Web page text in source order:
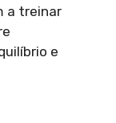
a treinar
e